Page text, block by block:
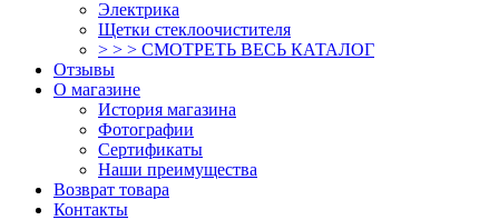
Электрика
Щетки стеклоочистителя
> > > СМОТРЕТЬ ВЕСЬ КАТАЛОГ
Отзывы
О магазине
История магазина
Фотографии
Сертификаты
Наши преимущества
Возврат товара
Контакты